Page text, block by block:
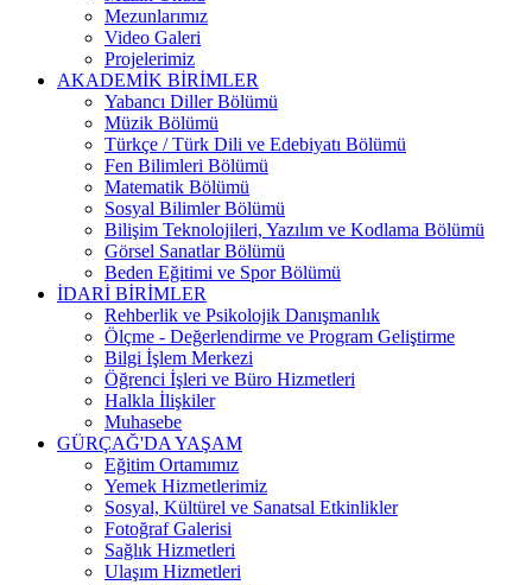
Mezunlarımız
Video Galeri
Projelerimiz
AKADEMİK BİRİMLER
Yabancı Diller Bölümü
Müzik Bölümü
Türkçe / Türk Dili ve Edebiyatı Bölümü
Fen Bilimleri Bölümü
Matematik Bölümü
Sosyal Bilimler Bölümü
Bilişim Teknolojileri, Yazılım ve Kodlama Bölümü
Görsel Sanatlar Bölümü
Beden Eğitimi ve Spor Bölümü
İDARİ BİRİMLER
Rehberlik ve Psikolojik Danışmanlık
Ölçme - Değerlendirme ve Program Geliştirme
Bilgi İşlem Merkezi
Öğrenci İşleri ve Büro Hizmetleri
Halkla İlişkiler
Muhasebe
GÜRÇAĞ'DA YAŞAM
Eğitim Ortamımız
Yemek Hizmetlerimiz
Sosyal, Kültürel ve Sanatsal Etkinlikler
Fotoğraf Galerisi
Sağlık Hizmetleri
Ulaşım Hizmetleri